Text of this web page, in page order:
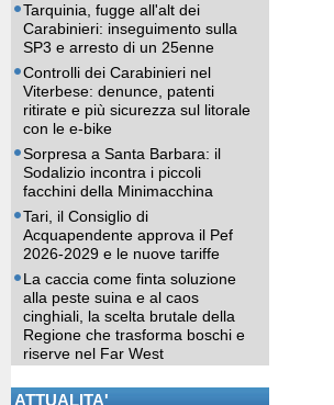
Tarquinia, fugge all'alt dei
Carabinieri: inseguimento sulla
SP3 e arresto di un 25enne
Controlli dei Carabinieri nel
Viterbese: denunce, patenti
ritirate e più sicurezza sul litorale
con le e-bike
Sorpresa a Santa Barbara: il
Sodalizio incontra i piccoli
facchini della Minimacchina
Tari, il Consiglio di
Acquapendente approva il Pef
2026-2029 e le nuove tariffe
La caccia come finta soluzione
alla peste suina e al caos
cinghiali, la scelta brutale della
Regione che trasforma boschi e
riserve nel Far West
ATTUALITA'